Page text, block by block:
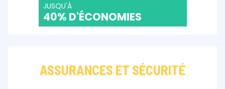
JUSQU'À
40% D'ÉCONOMIES
ASSURANCES ET SÉCURITÉ